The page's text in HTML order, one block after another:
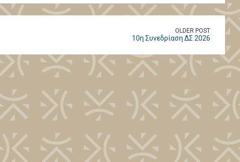
OLDER POST
10η Συνεδρίαση ΔΣ 2026